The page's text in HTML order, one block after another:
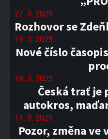
27. 3. 2025
Rozhovor se
19. 3. 2025
Nové číslo
18. 3. 2025
Česká trať je
autokros,
14. 3. 2025
Pozor, změna